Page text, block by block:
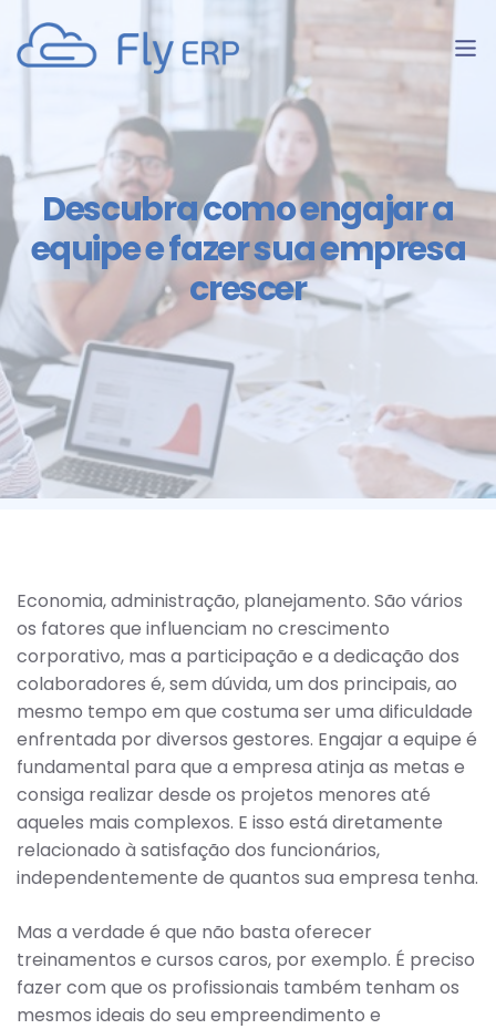
Descubra como engajar a
equipe e fazer sua empresa
crescer
Economia, administração, planejamento. São vários
os fatores que influenciam no crescimento
corporativo, mas a participação e a dedicação dos
colaboradores é, sem dúvida, um dos principais, ao
mesmo tempo em que costuma ser uma dificuldade
enfrentada por diversos gestores. Engajar a equipe é
fundamental para que a empresa atinja as metas e
consiga realizar desde os projetos menores até
aqueles mais complexos. E isso está diretamente
relacionado à satisfação dos funcionários,
independentemente de quantos sua empresa tenha.
Mas a verdade é que não basta oferecer
treinamentos e cursos caros, por exemplo. É preciso
fazer com que os profissionais também tenham os
mesmos ideais do seu empreendimento e